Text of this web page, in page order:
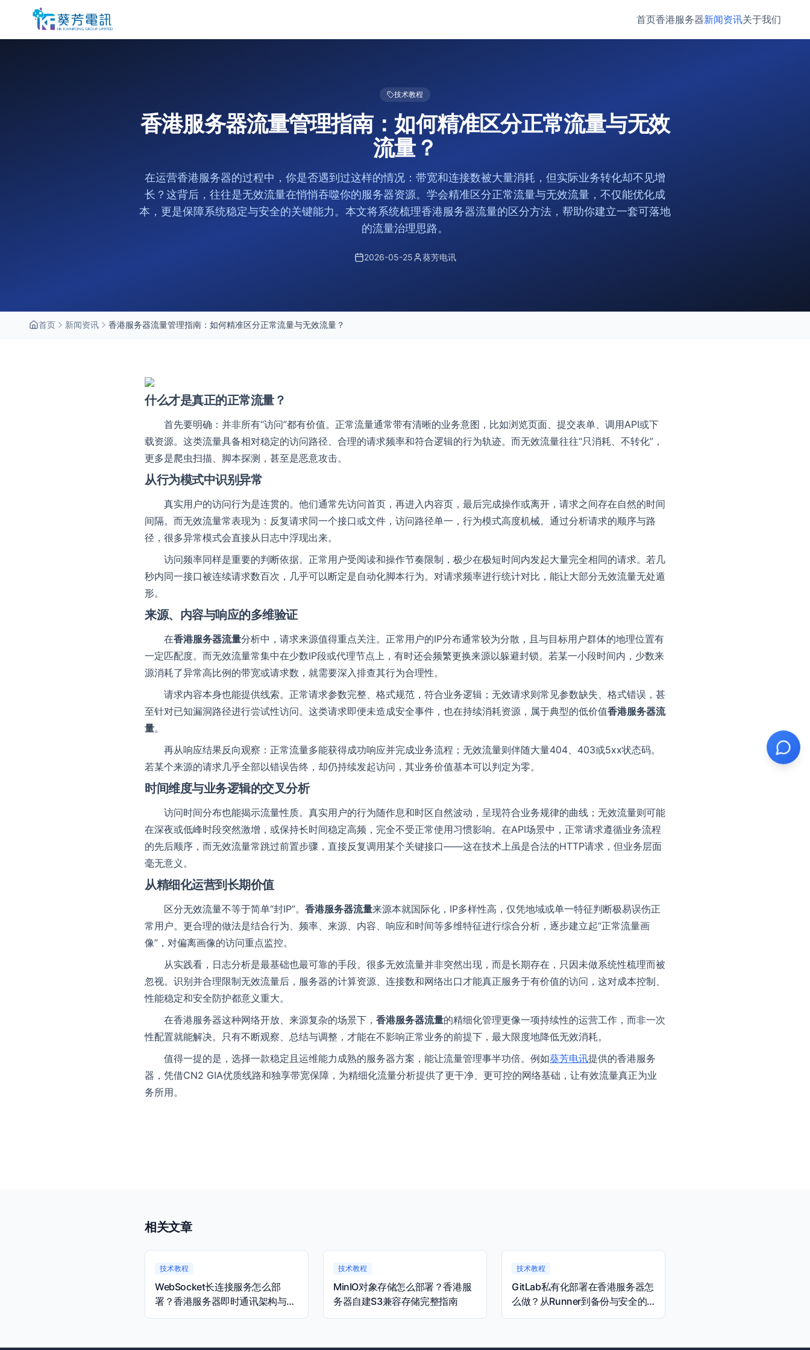
首页香港服务器新闻资讯关于我们
技术教程
香港服务器流量管理指南：如何精准区分正常流量与无效
流量？
在运营香港服务器的过程中，你是否遇到过这样的情况：带宽和连接数被大量消耗，但实际业务转化却不见增
长？这背后，往往是无效流量在悄悄吞噬你的服务器资源。学会精准区分正常流量与无效流量，不仅能优化成
本，更是保障系统稳定与安全的关键能力。本文将系统梳理香港服务器流量的区分方法，帮助你建立一套可落地
的流量治理思路。
2026-05-25 葵芳电讯
首页 新闻资讯 香港服务器流量管理指南：如何精准区分正常流量与无效流量？
什么才是真正的正常流量？
首先要明确：并非所有“访问”都有价值。正常流量通常带有清晰的业务意图，比如浏览页面、提交表单、调用API或下
载资源。这类流量具备相对稳定的访问路径、合理的请求频率和符合逻辑的行为轨迹。而无效流量往往“只消耗、不转化”，
更多是爬虫扫描、脚本探测，甚至是恶意攻击。
从行为模式中识别异常
真实用户的访问行为是连贯的。他们通常先访问首页，再进入内容页，最后完成操作或离开，请求之间存在自然的时间
间隔。而无效流量常表现为：反复请求同一个接口或文件，访问路径单一，行为模式高度机械。通过分析请求的顺序与路
径，很多异常模式会直接从日志中浮现出来。
访问频率同样是重要的判断依据。正常用户受阅读和操作节奏限制，极少在极短时间内发起大量完全相同的请求。若几
秒内同一接口被连续请求数百次，几乎可以断定是自动化脚本行为。对请求频率进行统计对比，能让大部分无效流量无处遁
形。
来源、内容与响应的多维验证
在香港服务器流量分析中，请求来源值得重点关注。正常用户的IP分布通常较为分散，且与目标用户群体的地理位置有
一定匹配度。而无效流量常集中在少数IP段或代理节点上，有时还会频繁更换来源以躲避封锁。若某一小段时间内，少数来
源消耗了异常高比例的带宽或请求数，就需要深入排查其行为合理性。
请求内容本身也能提供线索。正常请求参数完整、格式规范，符合业务逻辑；无效请求则常见参数缺失、格式错误，甚
至针对已知漏洞路径进行尝试性访问。这类请求即便未造成安全事件，也在持续消耗资源，属于典型的低价值香港服务器流
量。
再从响应结果反向观察：正常流量多能获得成功响应并完成业务流程；无效流量则伴随大量404、403或5xx状态码。
若某个来源的请求几乎全部以错误告终，却仍持续发起访问，其业务价值基本可以判定为零。
时间维度与业务逻辑的交叉分析
访问时间分布也能揭示流量性质。真实用户的行为随作息和时区自然波动，呈现符合业务规律的曲线；无效流量则可能
在深夜或低峰时段突然激增，或保持长时间稳定高频，完全不受正常使用习惯影响。在API场景中，正常请求遵循业务流程
的先后顺序，而无效流量常跳过前置步骤，直接反复调用某个关键接口——这在技术上虽是合法的HTTP请求，但业务层面
毫无意义。
从精细化运营到长期价值
区分无效流量不等于简单“封IP”。 香港服务器流量来源本就国际化，IP多样性高，仅凭地域或单一特征判断极易误伤正
常用户。更合理的做法是结合行为、频率、来源、内容、响应和时间等多维特征进行综合分析，逐步建立起“正常流量画
像”，对偏离画像的访问重点监控。
从实践看，日志分析是最基础也最可靠的手段。很多无效流量并非突然出现，而是长期存在，只因未做系统性梳理而被
忽视。识别并合理限制无效流量后，服务器的计算资源、连接数和网络出口才能真正服务于有价值的访问，这对成本控制、
性能稳定和安全防护都意义重大。
在香港服务器这种网络开放、来源复杂的场景下， 香港服务器流量的精细化管理更像一项持续性的运营工作，而非一次
性配置就能解决。只有不断观察、总结与调整，才能在不影响正常业务的前提下，最大限度地降低无效消耗。
值得一提的是，选择一款稳定且运维能力成熟的服务器方案，能让流量管理事半功倍。例如葵芳电讯提供的香港服务
器，凭借CN2 GIA优质线路和独享带宽保障，为精细化流量分析提供了更干净、更可控的网络基础，让有效流量真正为业
务所用。
相关文章
技术教程
WebSocket长连接服务怎么部
署？香港服务器即时通讯架构与容
量规划指南
技术教程
MinIO对象存储怎么部署？香港服
务器自建S3兼容存储完整指南
技术教程
GitLab私有化部署在香港服务器怎
么做？从Runner到备份与安全的
完整指南
联系我们
我们随时为您提供帮助
单位名称
电话号码 Email
QQ号 Telegram